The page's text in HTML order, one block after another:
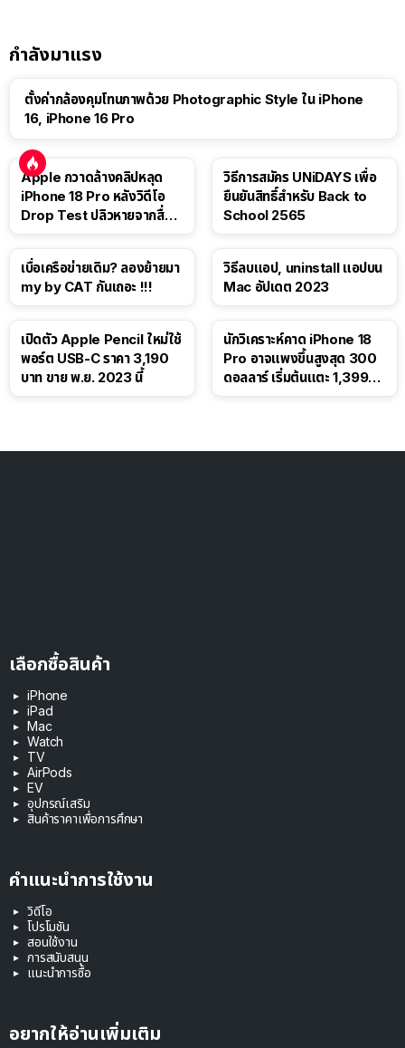
กำลังมาแรง
ตั้งค่ากล้องคุมโทนภาพด้วย Photographic Style ใน iPhone
16, iPhone 16 Pro
Apple กวาดล้างคลิปหลุด
iPhone 18 Pro หลังวิดีโอ
Drop Test ปลิวหายจากสื่อ
วิธีการสมัคร UNiDAYS เพื่อ
ยืนยันสิทธิ์สำหรับ Back to
School 2565
เบื่อเครือข่ายเดิม? ลองย้ายมา
my by CAT กันเถอะ !!!
วิธีลบแอป, uninstall แอปบน
Mac อัปเดต 2023
เปิดตัว Apple Pencil ใหม่ใช้
พอร์ต USB-C ราคา 3,190
บาท ขาย พ.ย. 2023 นี้
นักวิเคราะห์คาด iPhone 18
Pro อาจแพงขึ้นสูงสุด 300
ดอลลาร์ เริ่มต้นแตะ 1,399
เลือกซื้อสินค้า
iPhone
iPad
Mac
Watch
TV
AirPods
EV
อุปกรณ์เสริม
สินค้าราคาเพื่อการศึกษา
คำแนะนำการใช้งาน
วิดีโอ
โปรโมชัน
สอนใช้งาน
การสนับสนุน
แนะนำการซื้อ
อยากให้อ่านเพิ่มเติม